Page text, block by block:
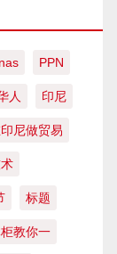
PPN
人 印尼
尼做贸易
标题
教你一